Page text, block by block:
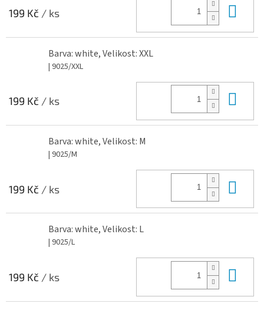
199 Kč / ks
Barva: white, Velikost: XXL
| 9025/XXL
199 Kč / ks
Barva: white, Velikost: M
| 9025/M
199 Kč / ks
Barva: white, Velikost: L
| 9025/L
199 Kč / ks